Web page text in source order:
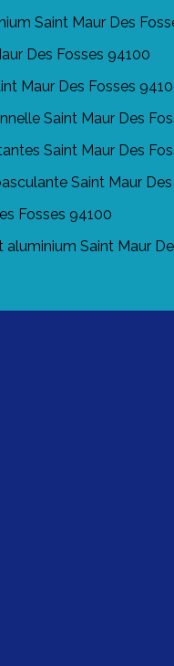
Saint Maur Des
Des Fosses 94100
Maur Des Fosses
Saint Maur Des
Saint Maur Des
Saint Maur
Fosses 94100
Saint Maur